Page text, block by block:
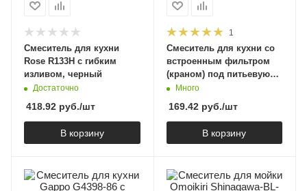
Смеситель для кухни
Rose R133H с гибким
изливом, черный
Достаточно
418.92 руб./шт
В корзину
1
Смеситель для кухни со
встроенным фильтром
(краном) под питьевую
воду Shevanik S328H
Много
169.42руб./шт
В корзину